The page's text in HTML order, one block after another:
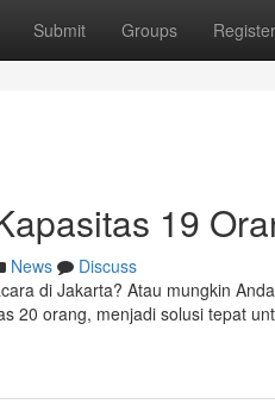
Submit Groups Register
19
News
Discuss
di Jakarta? Atau mungkin
20 orang, menjadi solusi tepat